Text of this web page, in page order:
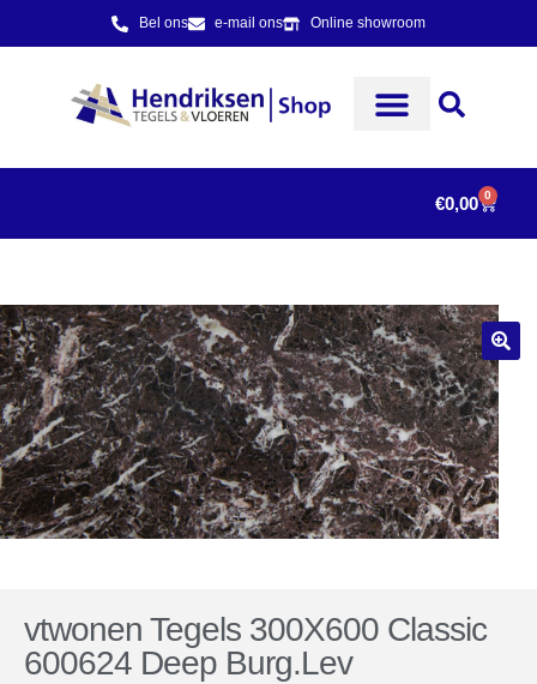
Bel ons e-mail ons Online showroom
€0,00 0
vtwonen Tegels 300X600 Classic
600624 Deep Burg.Lev